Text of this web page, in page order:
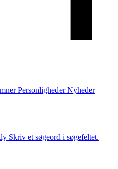
Personligheder Nyheder
Skriv et søgeord i søgefeltet.